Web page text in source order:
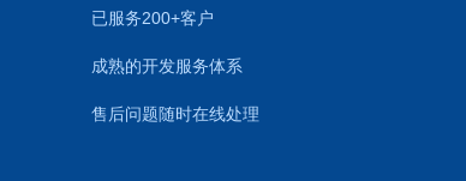
已服务200+客户
成熟的开发服务体系
售后问题随时在线处理